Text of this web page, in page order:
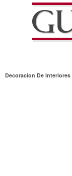
Decoracion De Interiores